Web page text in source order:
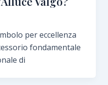
per eccellenza
fondamentale
di